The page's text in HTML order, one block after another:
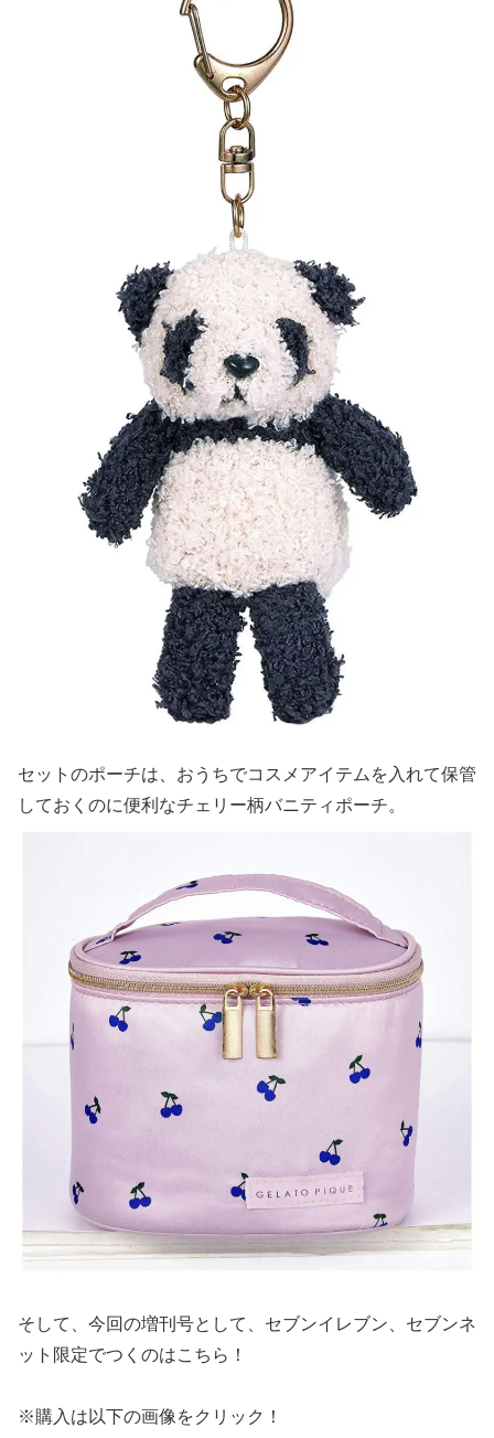
セットのポーチは、おうちでコスメアイテムを入れて保管
しておくのに便利なチェリー柄バニティポーチ。
そして、今回の増刊号として、セブンイレブン、セブンネ
ット限定でつくのはこちら！
※購入は以下の画像をクリック！